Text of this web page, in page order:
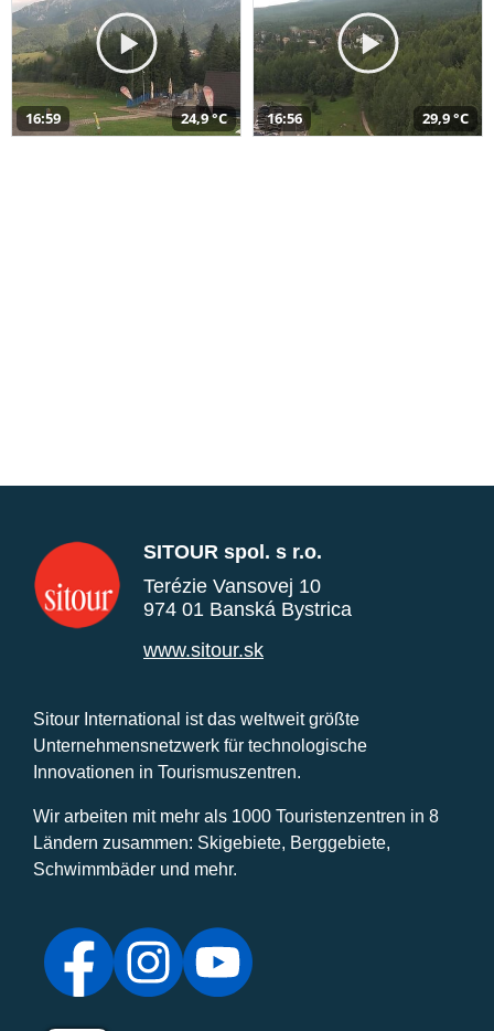
16:59 24,9 °C 16:56 29,9 °C
SITOUR spol. s r.o.
Terézie Vansovej 10
974 01 Banská Bystrica
www.sitour.sk
Sitour International ist das weltweit größte
Unternehmensnetzwerk für technologische
Innovationen in Tourismuszentren.
Wir arbeiten mit mehr als 1000 Touristenzentren in 8
Ländern zusammen: Skigebiete, Berggebiete,
Schwimmbäder und mehr.